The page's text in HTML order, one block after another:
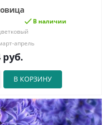
В наличии
апрель
руб.
В КОРЗИНУ